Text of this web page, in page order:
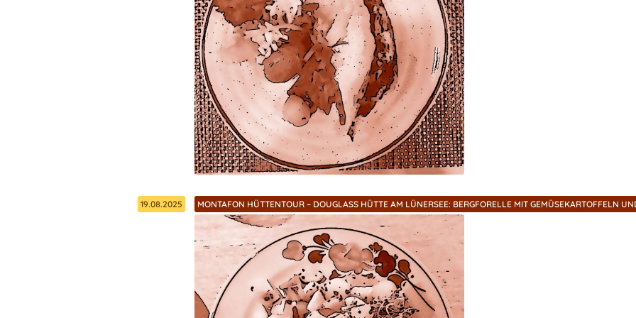
19.08.2025 MONTAFON HÜTTENTOUR – DOUGLASS HÜTTE AM LÜNERSEE: BERGFORELLE MIT GEMÜSEKARTOFFELN